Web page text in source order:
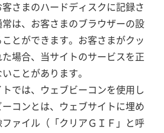
さまのハードディスクに記録さ
は、お客さまのブラウザーの設
とができます。お客さまがクッ
場合、当サイトのサービスを正
ことがあります。
では、ウェブビーコンを使用し
コンとは、ウェブサイトに埋め
ァイル（「クリアＧＩＦ」と呼